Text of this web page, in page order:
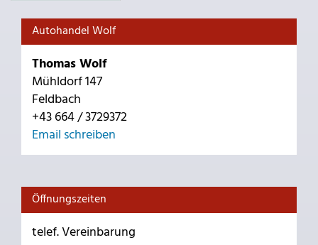
Autohandel Wolf
Thomas Wolf
Mühldorf 147
Feldbach
+43 664 / 3729372
Email schreiben
Öffnungszeiten
telef. Vereinbarung